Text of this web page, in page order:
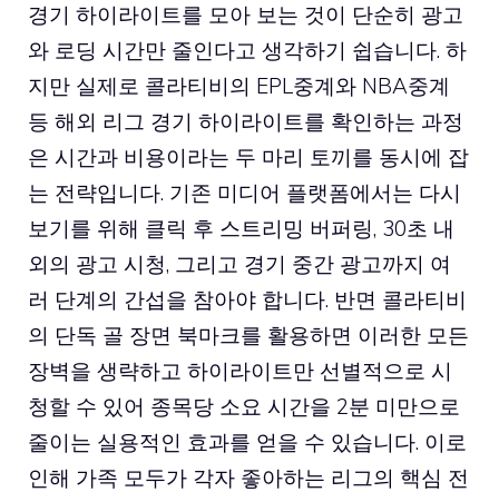
경기 하이라이트를 모아 보는 것이 단순히 광고
와 로딩 시간만 줄인다고 생각하기 쉽습니다. 하
지만 실제로 콜라티비의 EPL중계와 NBA중계
등 해외 리그 경기 하이라이트를 확인하는 과정
은 시간과 비용이라는 두 마리 토끼를 동시에 잡
는 전략입니다. 기존 미디어 플랫폼에서는 다시
보기를 위해 클릭 후 스트리밍 버퍼링, 30초 내
외의 광고 시청, 그리고 경기 중간 광고까지 여
러 단계의 간섭을 참아야 합니다. 반면 콜라티비
의 단독 골 장면 북마크를 활용하면 이러한 모든
장벽을 생략하고 하이라이트만 선별적으로 시
청할 수 있어 종목당 소요 시간을 2분 미만으로
줄이는 실용적인 효과를 얻을 수 있습니다. 이로
인해 가족 모두가 각자 좋아하는 리그의 핵심 전